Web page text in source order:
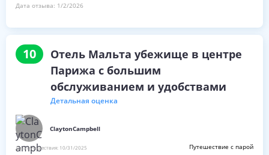
Дата отзыва: 1/2/2026
10
Отель Мальта убежище в центре
Парижа с большим
обслуживанием и удобствами
Детальная оценка
ClaytonCampbell
Дата путешествия: 10/31/2025 Путешествие с парой